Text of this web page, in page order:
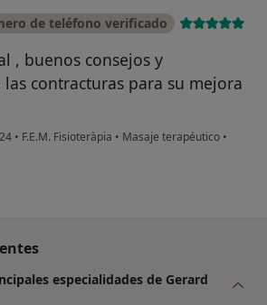
de teléfono verificado
, buenos consejos y
contracturas para su mejora
• F.E.M. Fisioteràpia • Masaje terapéutico •
especialidades de Gerard